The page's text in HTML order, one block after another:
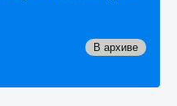
В архиве